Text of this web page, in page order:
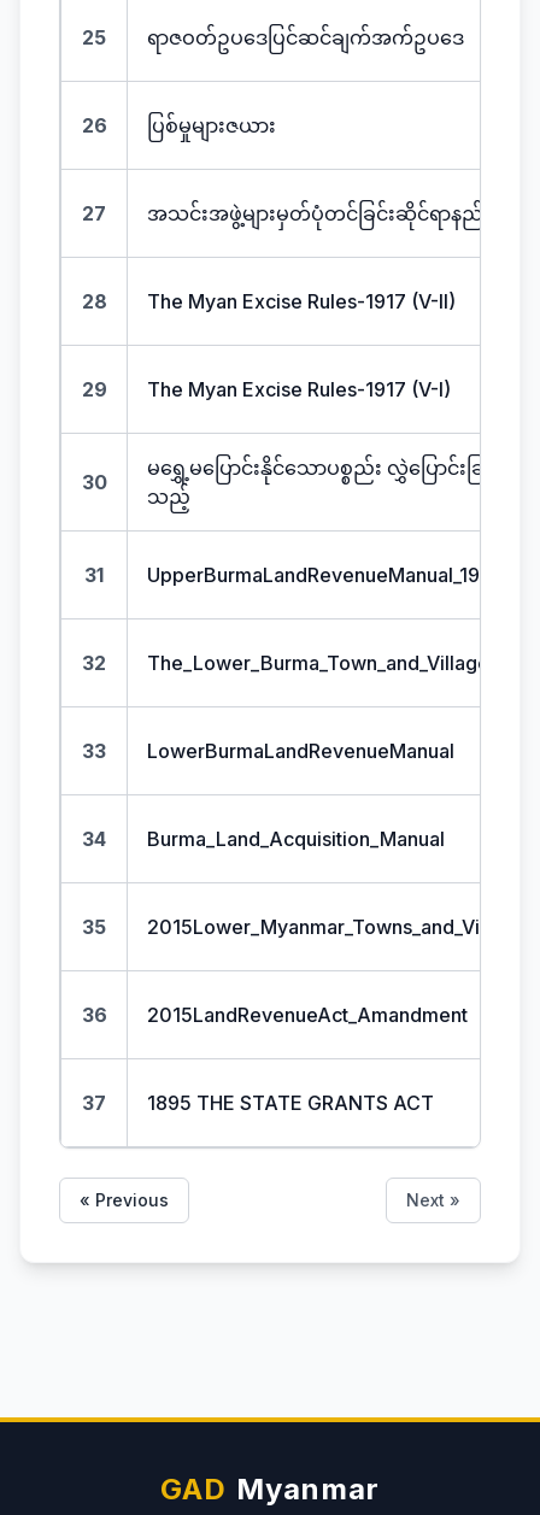
25 ရာဇဝတ်ဥပဒေပြင်ဆင်ချက်အက်ဥပဒေ
26 ပြစ်မှုများဇယား
27 အသင်းအဖွဲ့များမှတ်ပုံတင်ခြင်းဆိုင်ရာနည်းဥပဒေ
28 The Myan Excise Rules-1917 (V-II)
29 The Myan Excise Rules-1917 (V-I)
30
မရွှေ့မပြောင်းနိုင်သောပစ္စည်း လွှဲပြောင်းခြင်
သည့်
31 UpperBurmaLandRevenueManual_1939
32
33 LowerBurmaLandRevenueManual
34 Burma_Land_Acquisition_Manual
35
36 2015LandRevenueAct_Amandment
37 1895 THE STATE GRANTS ACT
« Previous Next »
GAD Myanmar